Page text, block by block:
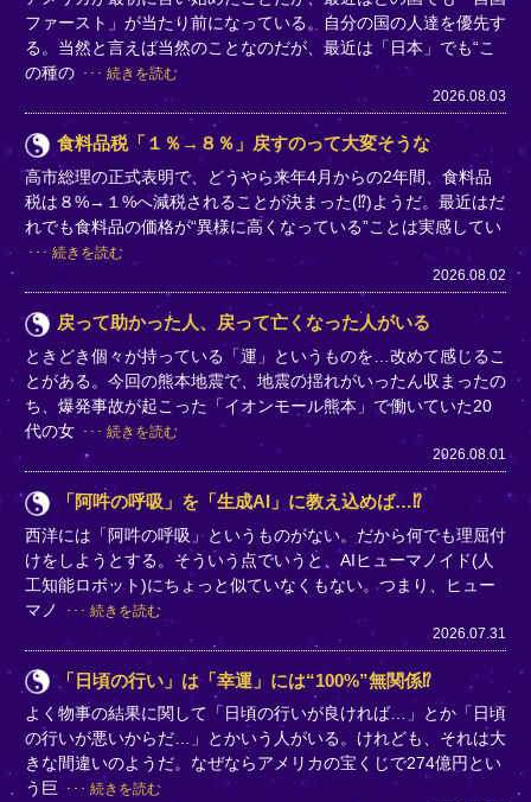
ファースト」が当たり前になっている。自分の国の人達を優先す
る。当然と言えば当然のことなのだが、最近は「日本」でも“こ
の種の
続きを読む
2026.08.03
食料品税「１％→８％」戻すのって大変そうな
高市総理の正式表明で、どうやら来年4月からの2年間、食料品
税は８%→１%へ減税されることが決まった(⁉)ようだ。最近はだ
れでも食料品の価格が“異様に高くなっている”ことは実感してい
続きを読む
2026.08.02
戻って助かった人、戻って亡くなった人がいる
ときどき個々が持っている「運」というものを…改めて感じるこ
とがある。今回の熊本地震で、地震の揺れがいったん収まったの
ち、爆発事故が起こった「イオンモール熊本」で働いていた20
代の女
続きを読む
2026.08.01
「阿吽の呼吸」を「生成AI」に教え込めば…⁉
西洋には「阿吽の呼吸」というものがない。だから何でも理屈付
けをしようとする。そういう点でいうと、AIヒューマノイド(人
工知能ロボット)にちょっと似ていなくもない。つまり、ヒュー
マノ
続きを読む
2026.07.31
「日頃の行い」は「幸運」には“100%”無関係⁉
よく物事の結果に関して「日頃の行いが良ければ…」とか「日頃
の行いが悪いからだ…」とかいう人がいる。けれども、それは大
きな間違いのようだ。なぜならアメリカの宝くじで274億円とい
う巨
続きを読む